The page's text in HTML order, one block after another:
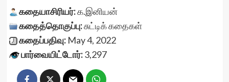
கதையாசிரியர்:க.இனியன்
கதைத்தொகுப்பு:சுட்டிக் கதைகள்
கதைப்பதிவு:May 4, 2022
பார்வையிட்டோர்:3,297